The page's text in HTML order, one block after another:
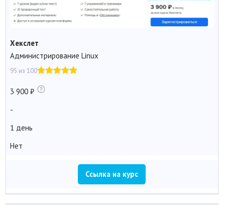
Хекслет
Администрирование Linux
95 из 100
3 900
-
1 день
Нет
Ссылка на курс